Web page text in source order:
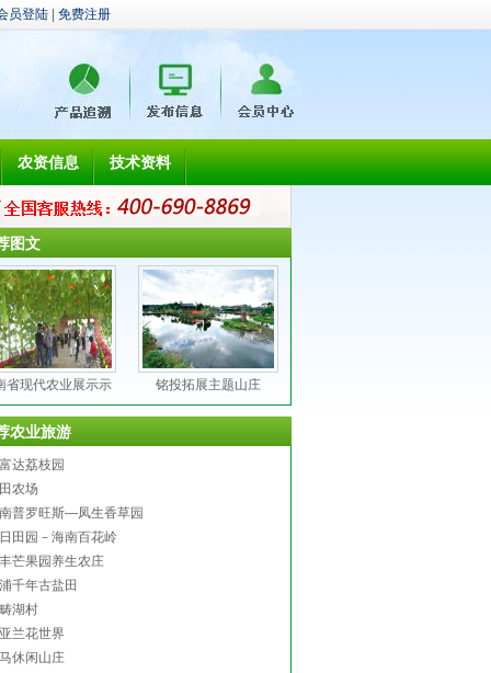
员登陆 免费注册
农资信息 技术资料
图文
省现代农业展示示 铭投拓展主题山庄
农业旅游
达荔枝园
农场
普罗旺斯—凤生香草园
田园－海南百花岭
芒果园养生农庄
千年古盐田
湖村
兰花世界
休闲山庄